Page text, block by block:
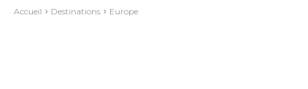
Accueil Destinations Europe